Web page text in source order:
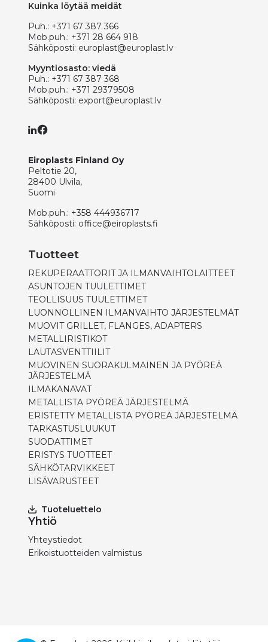
Kuinka löytää meidät
Puh.: +371 67 387 366
Mob.puh.: +371 28 664 918
Sähköposti: europlast@europlast.lv
Myyntiosasto: viedä
Puh.: +371 67 387 368
Mob.puh.: +371 29379508
Sähköposti: export@europlast.lv
Eiroplasts Finland Oy
Peltotie 20,
28400 Ulvila,
Suomi
Mob.puh.: +358 444936717
Sähköposti: office@eiroplasts.fi
Tuotteet
REKUPERAATTORIT JA ILMANVAIHTOLAITTEET
ASUNTOJEN TUULETTIMET
TEOLLISUUS TUULETTIMET
LUONNOLLINEN ILMANVAIHTO JÄRJESTELMÄT
MUOVIT GRILLET, FLANGES, ADAPTERS
METALLIRISTIKOT
LAUTASVENTTIILIT
MUOVINEN SUORAKULMAINEN JA PYÖREÄ
JÄRJESTELMÄ
ILMAKANAVAT
METALLISTA PYÖREÄ JÄRJESTELMÄ
ERISTETTY METALLISTA PYÖREÄ JÄRJESTELMÄ
TARKASTUSLUUKUT
SUODATTIMET
ERISTYS TUOTTEET
SÄHKÖTARVIKKEET
LISÄVARUSTEET
Tuoteluettelo
Yhtiö
Yhteystiedot
Erikoistuotteiden valmistus